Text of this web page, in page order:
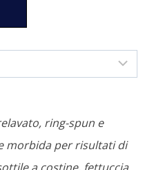
ring-spun e
morbida per risultati di